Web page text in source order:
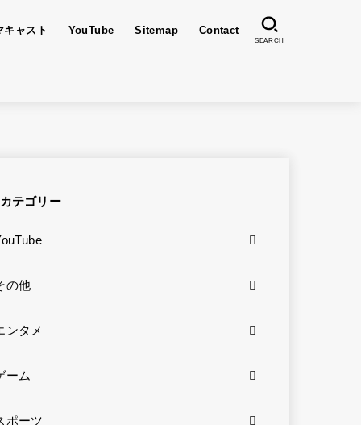
キャスト YouTube Sitemap Contact
SEARCH
カテゴリー
の他
ンタメ
ーム
ポーツ